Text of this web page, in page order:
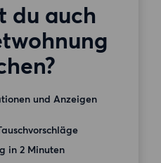
du auch
und Anzeigen
in 2 Minuten